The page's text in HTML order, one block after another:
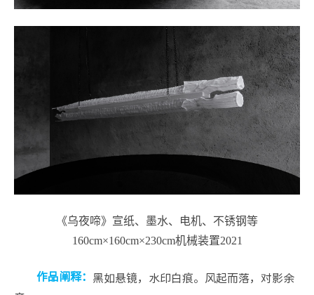
《乌夜啼》宣纸、墨水、电机、不锈钢等
160cm×160cm×230cm机械装置2021
作品阐释： 黑如悬镜，水印白痕。风起而落，对影余